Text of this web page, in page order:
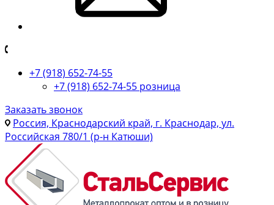
+7 (918) 652-74-55
+7 (918) 652-74-55 розница
Заказать звонок
Россия, Краснодарский край, г. Краснодар, ул.
Российская 780/1 (р-н Катюши)